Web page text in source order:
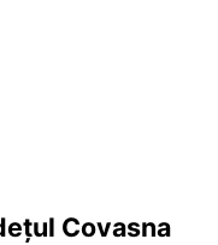
Covasna